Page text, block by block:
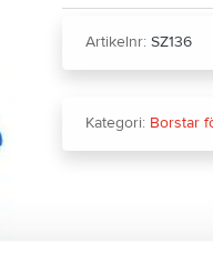
Artikelnr: SZ136
Kategori: Borstar